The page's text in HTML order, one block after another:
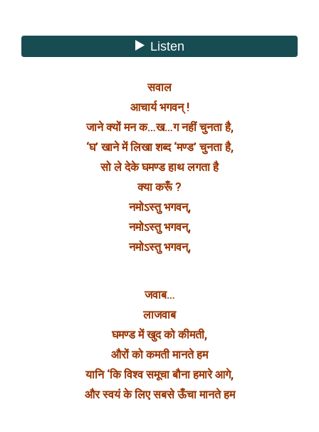
सवाल
आचार्य भगवन् !
जाने क्यों मन क…ख…ग नहीं चुनता है,
‘घ’ खाने में लिखा शब्द ‘मण्ड’ चुनता है,
सो ले देके घमण्ड हाथ लगता है
क्या करूँ ?
नमोऽस्तु भगवन्,
नमोऽस्तु भगवन्,
नमोऽस्तु भगवन्,
जवाब…
लाजवाब
घमण्ड में खुद को कीमती,
औरों को कमती मानते हम
यानि ‘कि विश्व समूचा बौना हमारे आगे,
और स्वयं के लिए सबसे ऊँचा मानते हम